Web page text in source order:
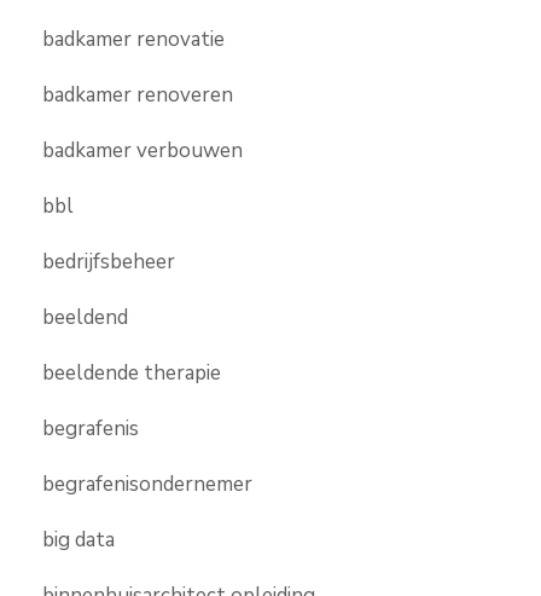
badkamer renovatie
badkamer renoveren
badkamer verbouwen
bbl
bedrijfsbeheer
beeldend
beeldende therapie
begrafenis
begrafenisondernemer
big data